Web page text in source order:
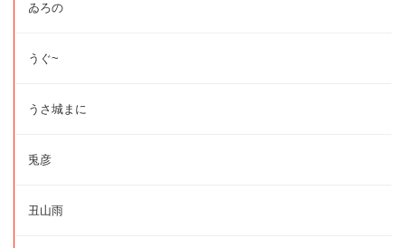
ゐろの
うぐ~
うさ城まに
兎彦
丑山雨